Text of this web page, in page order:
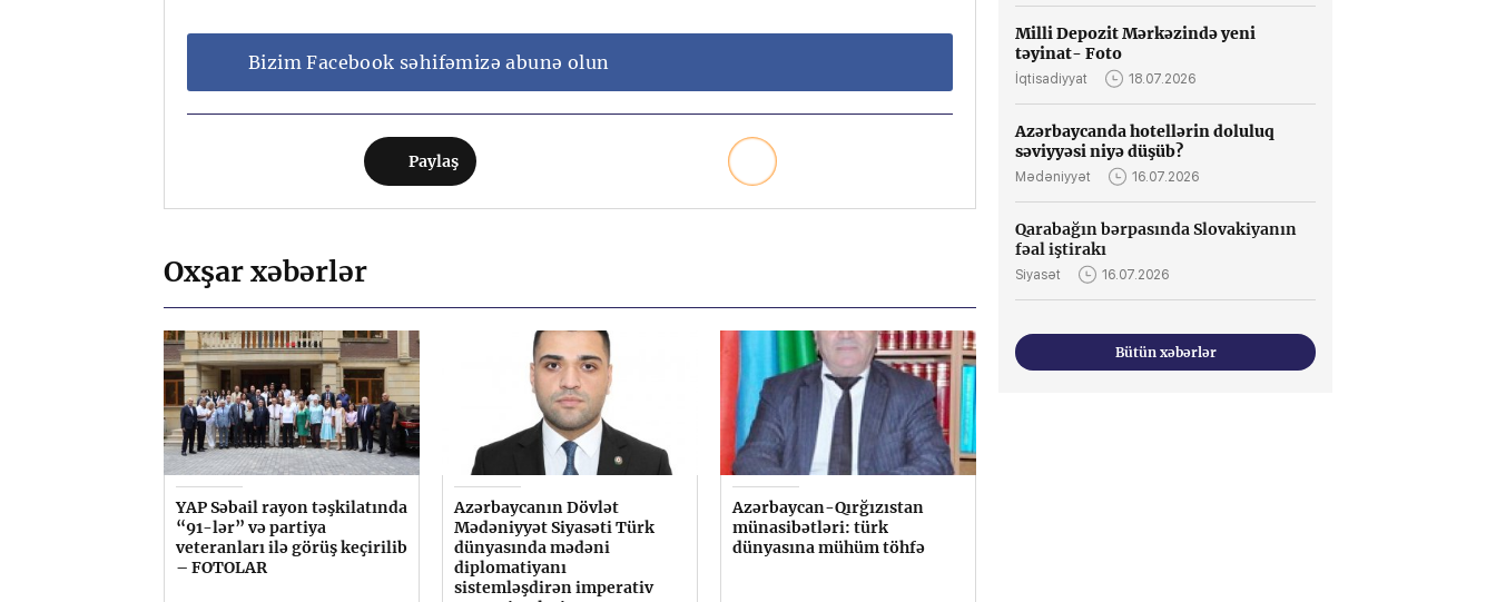
Bizim Facebook səhifəmizə abunə olun
Paylaş
Oxşar xəbərlər
YAP Səbail rayon təşkilatında
“91-lər” və partiya
veteranları ilə görüş keçirilib
– FOTOLAR
Azərbaycanın Dövlət
Mədəniyyət Siyasəti Türk
dünyasında mədəni
diplomatiyanı
sistemləşdirən imperativ
Azərbaycan-Qırğızıstan
münasibətləri: türk
dünyasına mühüm töhfə
Milli Depozit Mərkəzində yeni
təyinat- Foto
İqtisadiyyat 18.07.2026
Azərbaycanda hotellərin doluluq
səviyyəsi niyə düşüb?
Mədəniyyət 16.07.2026
Qarabağın bərpasında Slovakiyanın
fəal iştirakı
Siyasət 16.07.2026
Bütün xəbərlər